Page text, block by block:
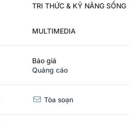
TRI THỨC & KỸ NĂNG SỐNG
MULTIMEDIA
Báo giá
Quảng cáo
Tòa soạn